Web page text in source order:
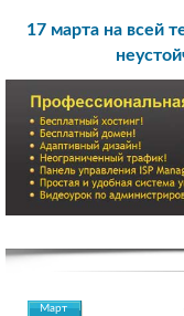
17 марта на всей
Март